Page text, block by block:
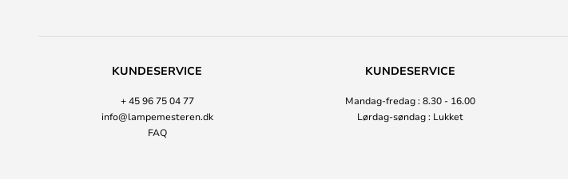
KUNDESERVICE
+ 45 96 75 04 77
info@lampemesteren.dk
FAQ
KUNDESERVICE
Mandag-fredag : 8.30 - 16.00
Lørdag-søndag : Lukket